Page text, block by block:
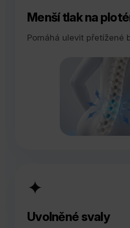
Menší tlak na
Pomáhá ulevit přetížené
✦
Uvolněné svaly